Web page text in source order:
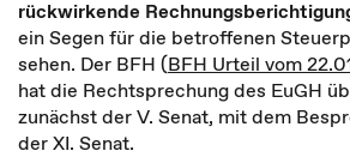
rückwirkende
ein Segen für die betroffenen
sehen. Der BFH (BFH Urteil vom
hat die Rechtsprechung des EuGH
zunächst der V. Senat, mit dem
der XI. Senat.